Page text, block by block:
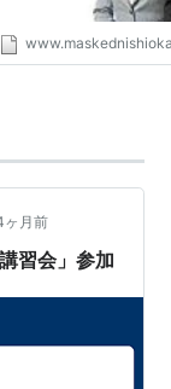
ヶ月前
習会」参加